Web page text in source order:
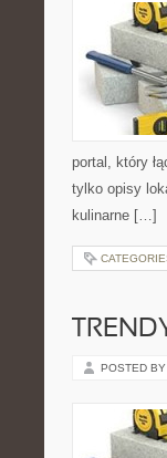
portal, który
tylko opisy
kulinarne […]
POSTED BY